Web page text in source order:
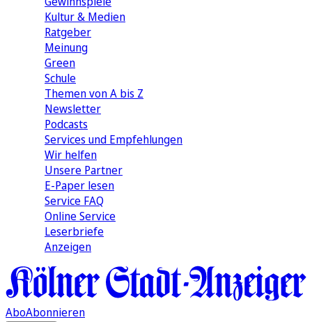
Kultur & Medien
Ratgeber
Meinung
Green
Schule
Themen von A bis Z
Newsletter
Podcasts
Services und Empfehlungen
Wir helfen
Unsere Partner
E-Paper lesen
Service FAQ
Online Service
Leserbriefe
Anzeigen
AboAbonnieren